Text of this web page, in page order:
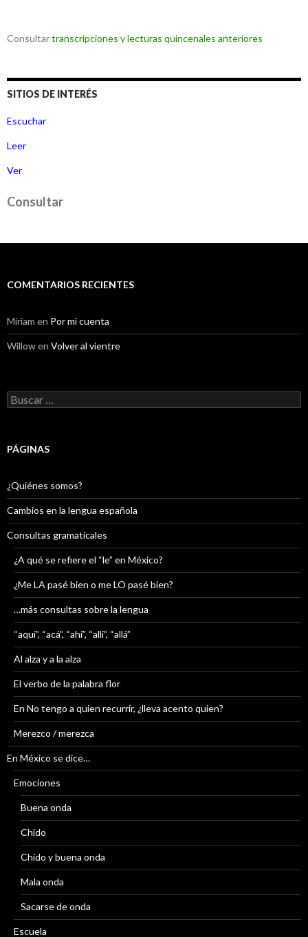
Consultartranscripciones y lecturas quincenales anteriores
SITIOS DE INTERÉS
Escuchar
Leer
Ver
Consultar
COMENTARIOS RECIENTES
Miriam en Por mi cuenta
Willowen Volver al vientre
Buscar:
PÁGINAS
¿Quiénes somos?
Cambios en la lengua española
Consultas gramaticales
¿A qué se refiere el “le” en México?
¿Me LA pasé bien o me LO pasé bien?
…más consultas sobre la lengua
“aquí”, “acá”, “ahí”, “allí”, “allá”
Al alza y a la alza
El verbo de la palabra flor
En No tengo a quien recurrir, ¿lleva acento quien?
Merezco / merezca
En México se dice…
Emociones
Buena onda
Chido
Chido y buena onda
Mala onda
Sacarse de onda
Escuela